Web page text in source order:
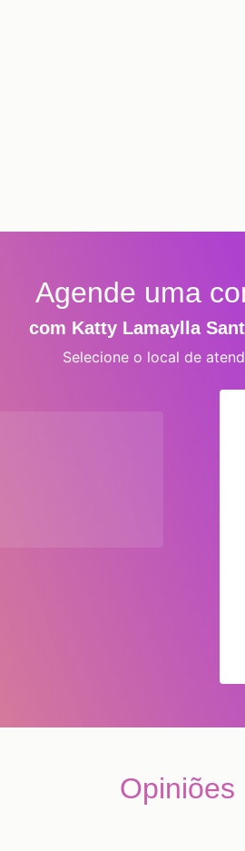
Agende uma
com Katty Lamaylla
Selecione o local de
Opiniões